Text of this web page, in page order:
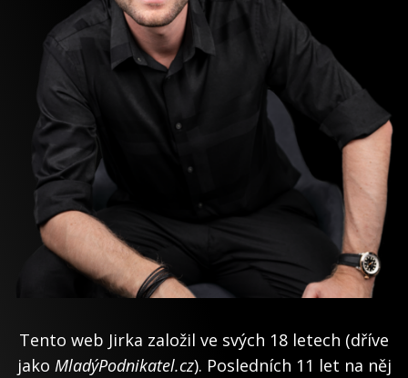
Tento web Jirka založil ve svých 18 letech (dříve
jako MladýPodnikatel.cz). Posledních 11 let na něj